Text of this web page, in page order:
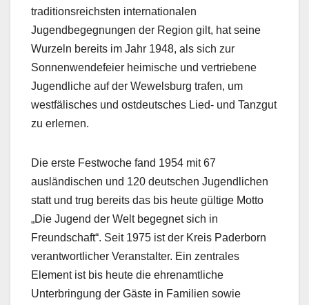
traditionsreichsten internationalen
Jugendbegegnungen der Region gilt, hat seine
Wurzeln bereits im Jahr 1948, als sich zur
Sonnenwendefeier heimische und vertriebene
Jugendliche auf der Wewelsburg trafen, um
westfälisches und ostdeutsches Lied- und Tanzgut
zu erlernen.
Die erste Festwoche fand 1954 mit 67
ausländischen und 120 deutschen Jugendlichen
statt und trug bereits das bis heute gültige Motto
„Die Jugend der Welt begegnet sich in
Freundschaft“. Seit 1975 ist der Kreis Paderborn
verantwortlicher Veranstalter. Ein zentrales
Element ist bis heute die ehrenamtliche
Unterbringung der Gäste in Familien sowie